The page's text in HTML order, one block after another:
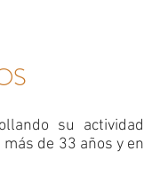
su actividad
de 33 años y en